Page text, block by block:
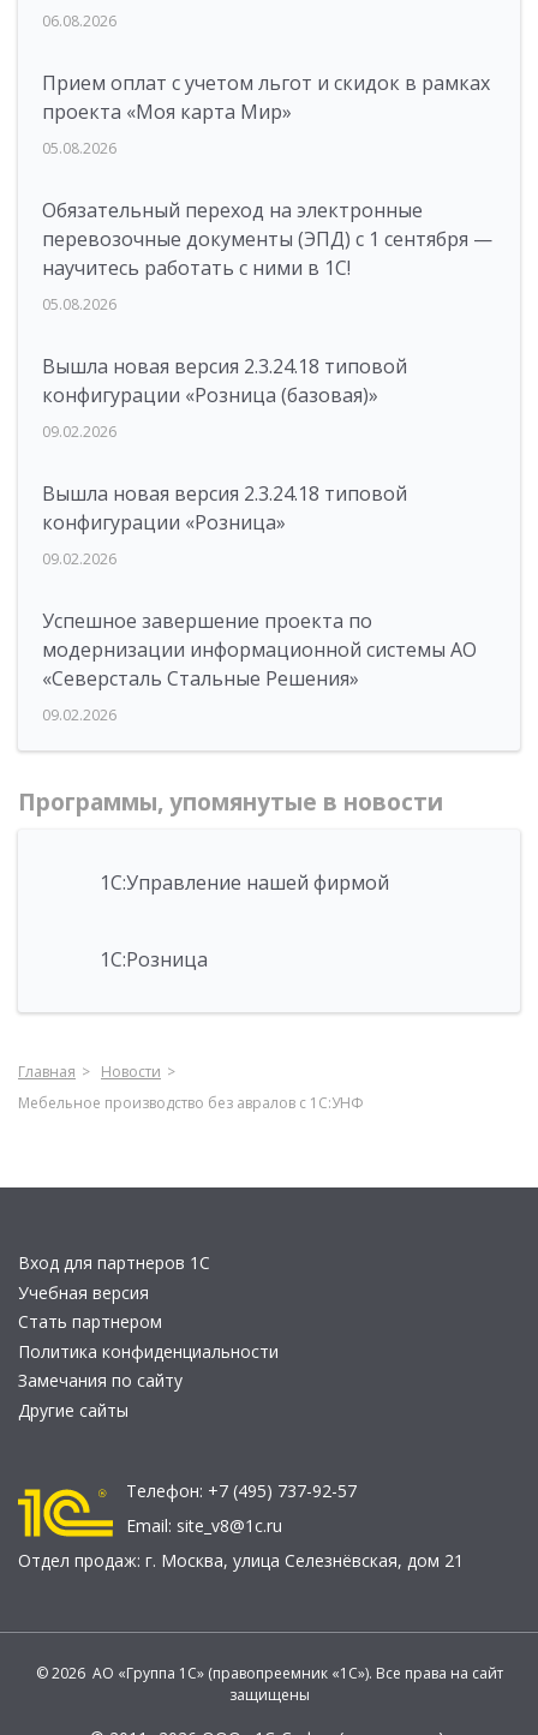
06.08.2026
Прием оплат с учетом льгот и скидок в рамках
проекта «Моя карта Мир»
05.08.2026
Обязательный переход на электронные
перевозочные документы (ЭПД) с 1 сентября —
научитесь работать с ними в 1С!
05.08.2026
Вышла новая версия 2.3.24.18 типовой
конфигурации «Розница (базовая)»
09.02.2026
Вышла новая версия 2.3.24.18 типовой
конфигурации «Розница»
09.02.2026
Успешное завершение проекта по
модернизации информационной системы АО
«Северсталь Стальные Решения»
09.02.2026
Программы, упомянутые в новости
1С:Управление нашей фирмой
1С:Розница
Главная
Новости
Мебельное производство без авралов с 1С:УНФ
Вход для партнеров 1С
Учебная версия
Стать партнером
Политика конфиденциальности
Замечания по сайту
Другие сайты
Телефон: +7 (495) 737-92-57
Email: site_v8@1c.ru
Отдел продаж: г. Москва, улица Селезнёвская, дом 21
© 2026 АО «Группа 1С» (правопреемник «1С»). Все права на сайт
защищены